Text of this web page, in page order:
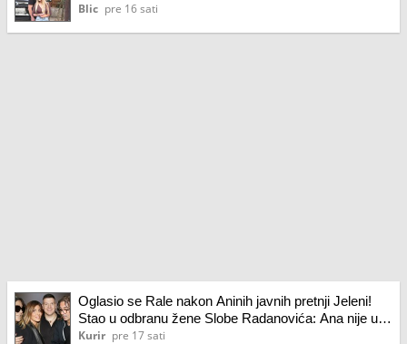
odnosu nakon skandala
Blic pre 16 sati
Oglasio se Rale nakon Aninih javnih pretnji Jeleni!
Stao u odbranu žene Slobe Radanovića: Ana nije u
pravu, između Jelene i mene nikada ništa nije bilo
Kurir pre 17 sati